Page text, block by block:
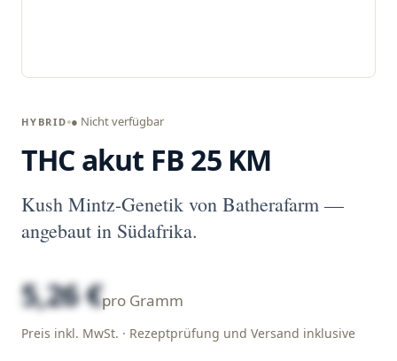
HYBRID ● Nicht verfügbar
THC akut FB 25 KM
Kush Mintz-Genetik von Batherafarm —
angebaut in Südafrika.
5,26 €pro Gramm
Preis inkl. MwSt. · Rezeptprüfung und Versand inklusive